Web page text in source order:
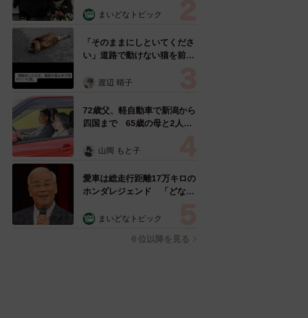
めらい 「痛いほど伝わる」
まいどなトピック
「そのままにしといてくださ
い」道路で動けない猫を前に
ようとした4日間 「命の重
表の訴え
渡辺 晴子
72歳父、軽自動車で新潟から
四国まで 65歳の母と2人で
憩まで分刻み… 「大学生で
山岡 もと子
愛車は総走行距離17万キロの
ホンダレジェンド 「どなた
所漫才師が譲渡の意向
まいどなトピック
６位以降を見る